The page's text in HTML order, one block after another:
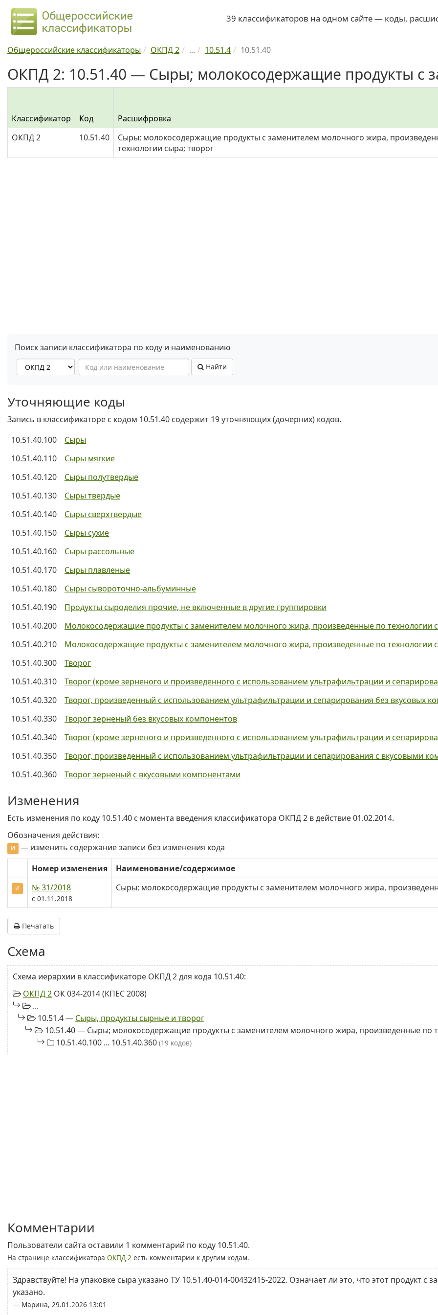
39 классификаторов на одном сайте — коды,
Общероссийские классификаторы ОКПД 2 ... 10.51.4 10.51.40
ОКПД 2: 10.51.40 — Сыры; молокосодержащие продукты с
Классификатор Код Расшифровка
ОКПД 2
10.51.40
Сыры; молокосодержащие продукты с заменителем молочного жира,
технологии сыра; творог
Поиск записи классификатора по коду и наименованию
Найти
Уточняющие коды
Запись в классификаторе с кодом 10.51.40 содержит 19 уточняющих (дочерних) кодов.
10.51.40.100
Сыры
10.51.40.110
Сыры мягкие
10.51.40.120
Сыры полутвердые
10.51.40.130
Сыры твердые
10.51.40.140
Сыры сверхтвердые
10.51.40.150
Сыры сухие
10.51.40.160
Сыры рассольные
10.51.40.170
Сыры плавленые
10.51.40.180
Сыры сывороточно-альбуминные
10.51.40.190
Продукты сыроделия прочие, не включенные в другие группировки
10.51.40.200
Молокосодержащие продукты с заменителем молочного жира, произведенные по технологии
10.51.40.210
Молокосодержащие продукты с заменителем молочного жира, произведенные по технологии
10.51.40.300
Творог
10.51.40.310
Творог (кроме зерненого и произведенного с использованием ультрафильтрации и
10.51.40.320
Творог, произведенный с использованием ультрафильтрации и сепарирования без вкусовых
10.51.40.330
Творог зерненый без вкусовых компонентов
10.51.40.340
Творог (кроме зерненого и произведенного с использованием ультрафильтрации и
10.51.40.350
Творог, произведенный с использованием ультрафильтрации и сепарирования с вкусовыми
10.51.40.360
Творог зерненый с вкусовыми компонентами
Изменения
Есть изменения по коду 10.51.40 c момента введения классификатора ОКПД 2 в действие 01.02.2014.
Обозначения действия:
И
— изменить содержание записи без изменения кода
Номер изменения
Наименование/содержимое
И № 31/2018
с 01.11.2018
Сыры; молокосодержащие продукты с заменителем молочного жира,
Печатать
Схема
Схема иерархии в классификаторе ОКПД 2 для кода 10.51.40:
ОКПД 2 ОК 034-2014 (КПЕС 2008)
...
10.51.4 — Сыры, продукты сырные и творог
10.51.40 — Сыры; молокосодержащие продукты с заменителем молочного жира, произведенные по
10.51.40.100 ... 10.51.40.360 (19 кодов)
Комментарии
Пользователи сайта оставили 1 комментарий по коду 10.51.40.
На странице классификатора ОКПД 2 есть комментарии к другим кодам.
Здравствуйте! На упаковке сыра указано ТУ 10.51.40-014-00432415-2022. Означает ли это, что этот продукт
указано.
— Марина, 29.01.2026 13:01